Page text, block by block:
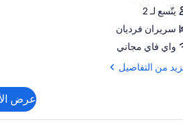
يتّسع لـ 2
سريران فرديان
واي فاي مجاني
من التفاصيل
عرض